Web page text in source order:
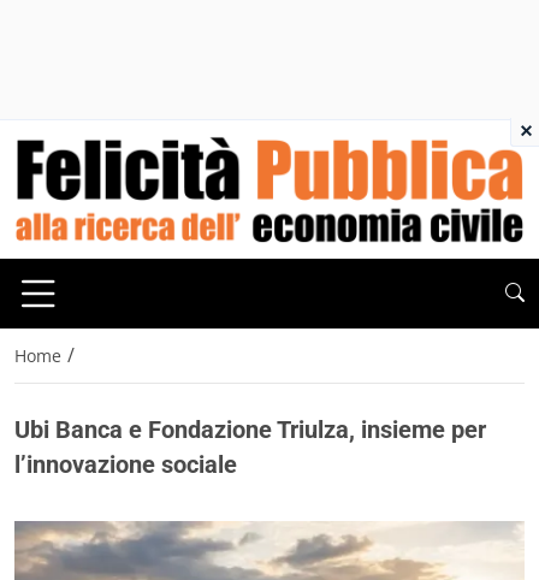
Home /
Ubi Banca e Fondazione Triulza, insieme per
l’innovazione sociale
×